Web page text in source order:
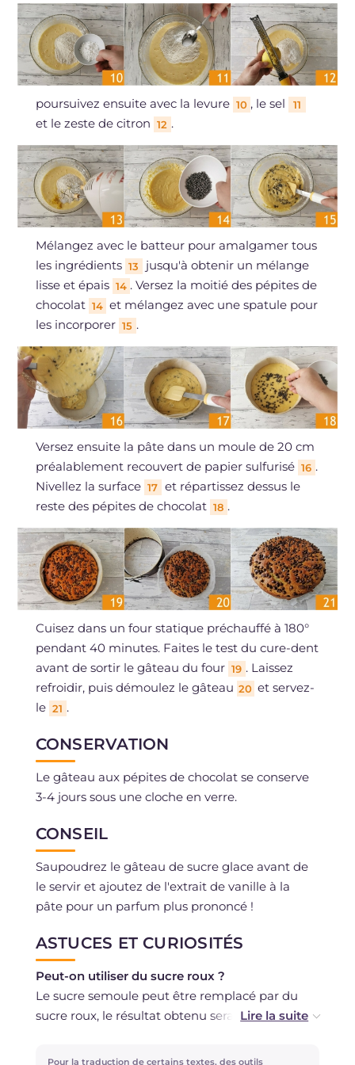
poursuivez ensuite avec la levure 10 , le sel 11
et le zeste de citron 12 .
Mélangez avec le batteur pour amalgamer tous
les ingrédients 13
jusqu'à obtenir un mélange
lisse et épais 14 . Versez la moitié des pépites de
chocolat 14 et mélangez avec une spatule pour
les incorporer 15 .
Versez ensuite la pâte dans un moule de 20 cm
préalablement recouvert de papier sulfurisé 16 .
Nivellez la surface 17 et répartissez dessus le
reste des pépites de chocolat 18 .
Cuisez dans un four statique préchauffé à 180°
pendant 40 minutes. Faites le test du cure-dent
avant de sortir le gâteau du four 19 . Laissez
refroidir, puis démoulez le gâteau 20 et servez-
le 21 .
CONSERVATION
Le gâteau aux pépites de chocolat se conserve
3-4 jours sous une cloche en verre.
CONSEIL
Saupoudrez le gâteau de sucre glace avant de
le servir et ajoutez de l'extrait de vanille à la
pâte pour un parfum plus prononcé !
ASTUCES ET CURIOSITÉS
Peut-on utiliser du sucre roux ?
Le sucre semoule peut être remplacé par du
sucre roux, le résultat obtenu sera légèrement
L'huile peut-elle être remplacée par du beurre
Pour la traduction de certains textes, des outils